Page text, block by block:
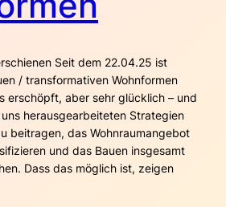
Seit dem 22.04.25 ist
/ transformativen Wohnformen
erschöpft, aber sehr glücklich – und
herausgearbeiteten Strategien
beitragen, das Wohnraumangebot
und das Bauen insgesamt
Dass das möglich ist, zeigen